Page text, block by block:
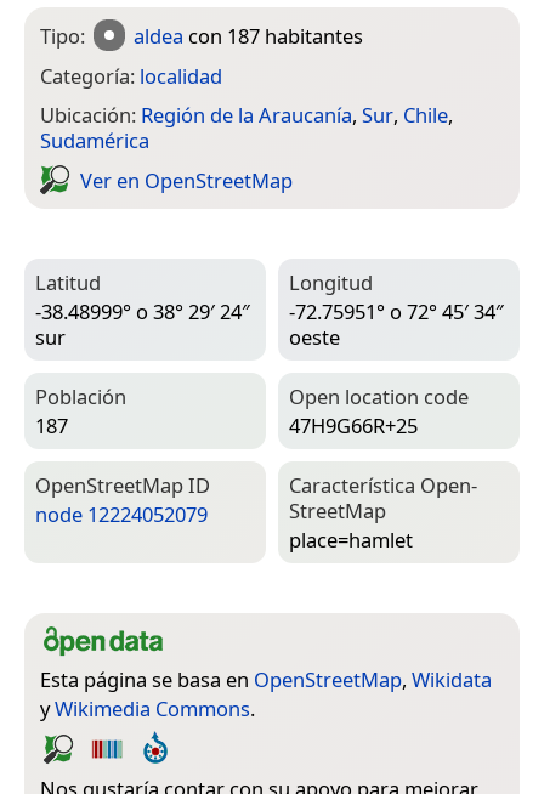
Tipo: aldea con 187 habitantes
Categoría: localidad
Ubicación: Región de la Araucanía, Sur, Chile,
Sudamérica
Ver en Open­Street­Map
Latitud
-38.48999° o 38° 29′ 24″
sur
Longitud
-72.75951° o 72° 45′ 34″
oeste
Población
187
Open location code
47H9G66R+25
Open­Street­Map ID
node 12224052079
Característica Open­
Street­Map
place=­hamlet
Esta página se basa en OpenStreetMap, Wikidata
yWikimedia Commons.